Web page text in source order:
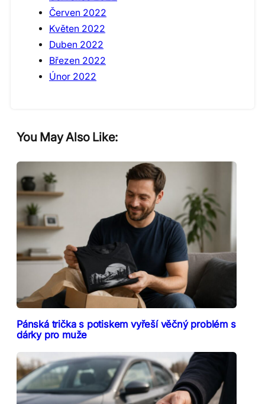
Červen 2022
Květen 2022
Duben 2022
Březen 2022
Únor 2022
You May Also Like:
Pánská trička s potiskem vyřeší věčný problém s
dárky pro muže